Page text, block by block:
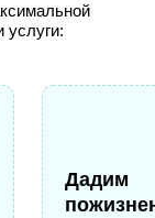
услуги:
Дадим